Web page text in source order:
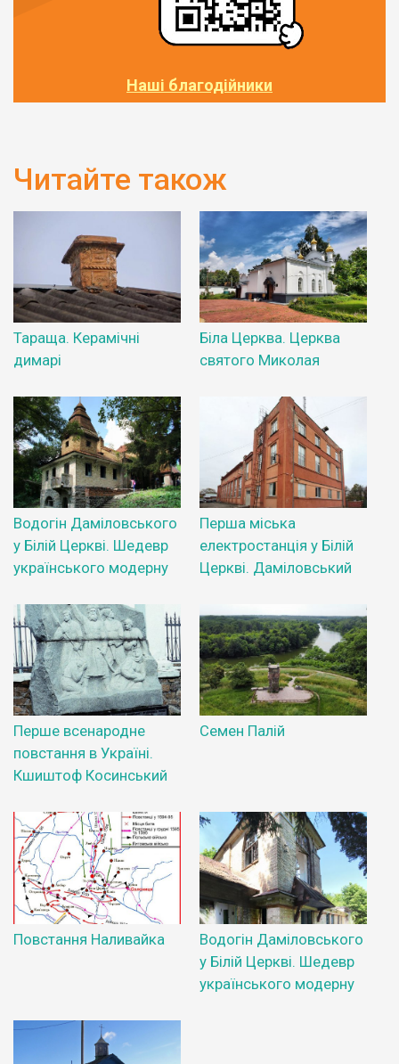
Наші благодійники
Читайте також
Тараща. Керамічні
димарі
Біла Церква. Церква
святого Миколая
Водогін Даміловського
у Білій Церкві. Шедевр
українського модерну
Перша міська
електростанція у Білій
Церкві. Даміловський
Перше всенародне
повстання в Україні.
Кшиштоф Косинський
Семен Палій
Повстання Наливайка
Водогін Даміловського
у Білій Церкві. Шедевр
українського модерну